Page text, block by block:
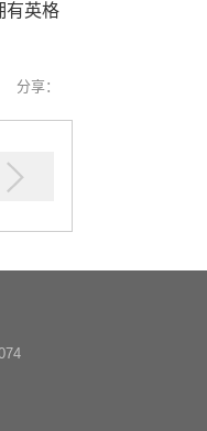
有英格
分享：